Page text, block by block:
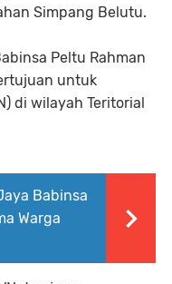
Simpang Belutu.
Peltu Rahman
untuk
di wilayah Teritorial
Babinsa
Warga